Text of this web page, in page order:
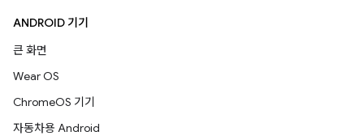
ANDROID 기기
큰 화면
Wear OS
ChromeOS 기기
자동차용 Android